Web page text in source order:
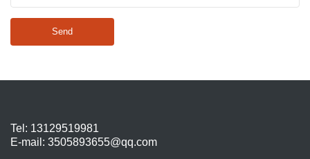
Send
Tel: 13129519981
E-mail: 3505893655@qq.com